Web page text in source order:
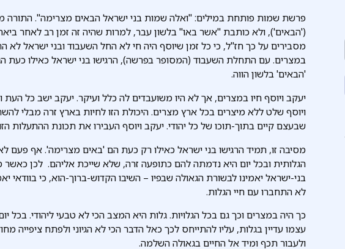
פרשת שמות פותחת במילים: "ואלה שמות בני ישראל הבאים מצרימה". התורה
('הבאים'), ולא כותבת "אשר באו" בלשון עבר, למרות שהיה זה זמן רב לאחר
מסבירים על כך חז"ל, כי כל זמן שיוסף היה חי לא החל השעבוד ובני ישראל לא
במצרים. עם התחלת השעבוד (המסופר בפרשה), הרגישו בני ישראל כאילו כעת
'הבאים' בלשון הווה.
יעקב ויוסף חיו במצרים, אך לא היו משועבדים לה כלל ועיקר. יעקב ישב כל העת
ויוסף שלט ללא מיצרים בכל ארץ מצרים. היכולת הזו לחיות בארץ זרה מבלי
שבעצם קיים בתוך-תוכו של כל יהודי. יעקב ויוסף העבירו את תכונת ההתעלות
מסיבה זו, תמיד הרגישו בני ישראל כאילו רק כעת הם 'באים מצרימה'. אף פעם
הגלותית ובכל יום היא נדמתה להם כתופעה זרה, שלא שייכת אליהם. לכן
בני-ישראל יאמינו לבשורת הגאולה שבפיו – השיבו הקדוש-ברוך-הוא, כי בוודאי
לא התחברו עם חיי הגלות.
כך היה במצרים וכך גם בכל הגלויות. גלות היא המצב הכי לא טבעי ליהודי. בכל
עצמו עדיין בגלות, עליו להתייחס לכך כאל הדבר הכי לא הגיוני ולפתח
ולעבור תכף ומיד אל החיים בגאולה השלמה.